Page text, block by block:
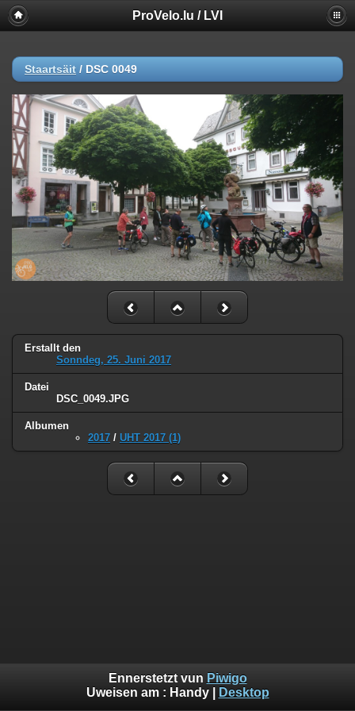
ProVelo.lu / LVI
Staartsäit / DSC 0049
Erstallt den
Sonndeg, 25. Juni 2017
Datei
DSC_0049.JPG
Albumen
2017 / UHT 2017 (1)
Ennerstetzt vun Piwigo
Uweisen am : Handy| Desktop